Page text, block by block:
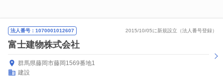
法人番号：1070001012607 2015/10/05に新規設立（法人番号登録）
富士建物株式会社
群馬県藤岡市藤岡1569番地1
建設